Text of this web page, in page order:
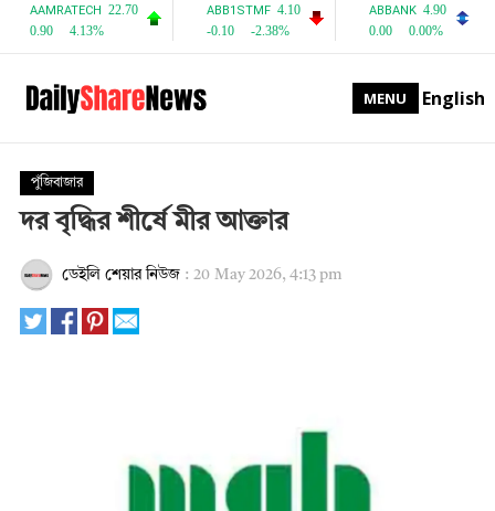
MENU English
পুঁজিবাজার
দর বৃদ্ধির শীর্ষে মীর আক্তার
ডেইলি শেয়ার নিউজ: 20 May 2026, 4:13 pm